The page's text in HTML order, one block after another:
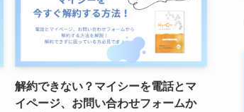
解約できない？マイシーを電話とマ
イページ、お問い合わせフォームか